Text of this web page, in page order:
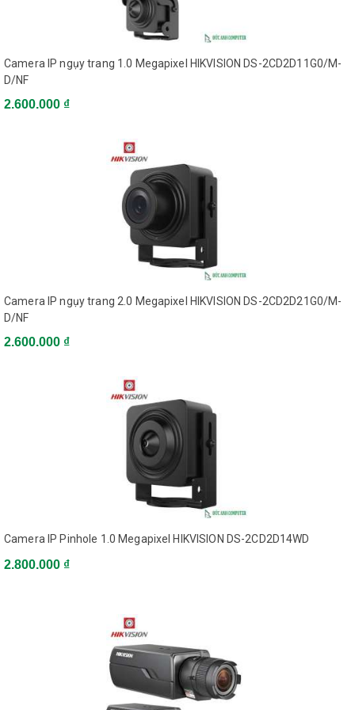
Camera IP ngụy trang 1.0 Megapixel HIKVISION DS-2CD2D11G0/M-
D/NF
2.600.000 ₫
Camera IP ngụy trang 2.0 Megapixel HIKVISION DS-2CD2D21G0/M-
D/NF
2.600.000 ₫
Camera IP Pinhole 1.0 Megapixel HIKVISION DS-2CD2D14WD
2.800.000 ₫